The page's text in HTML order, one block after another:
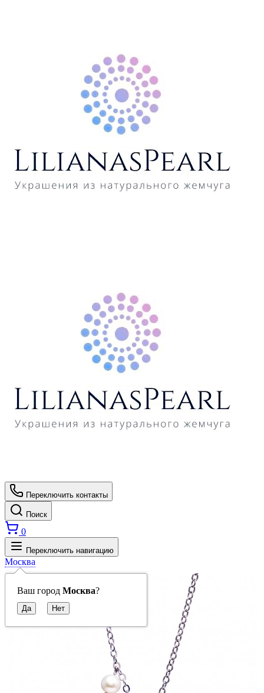
Переключить контакты
Поиск
0
Переключить навигацию
Москва
Ваш город Москва?